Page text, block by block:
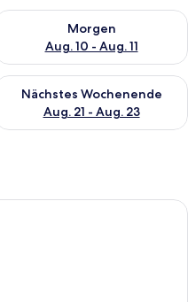
Nacht, Aug. 9 - Aug.
Morgen
Aug. 10 - Aug. 11
die Verfügbarkeit
Wochenende, Aug. 14
Nächstes Wochenende
Aug. 21 - Aug. 23
die Verfügbarkeit
kompaktes Hotelzimmer mit